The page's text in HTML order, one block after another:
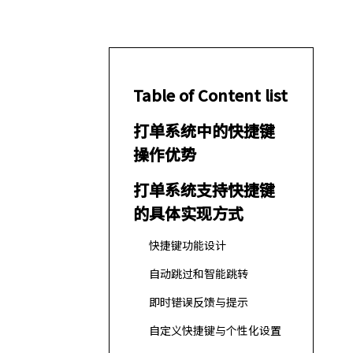
Table of Content list
打单系统中的快捷键
操作优势
打单系统支持快捷键
的具体实现方式
快捷键功能设计
自动跳过和智能跳转
即时错误反馈与提示
自定义快捷键与个性化设置